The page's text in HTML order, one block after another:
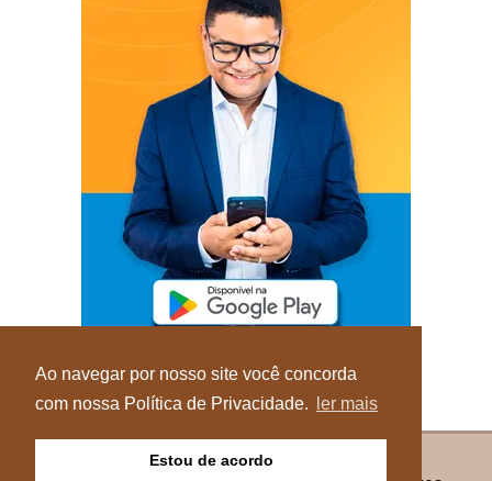
Ao navegar por nosso site você concorda
com nossa Política de Privacidade.
ler mais
Estou de acordo